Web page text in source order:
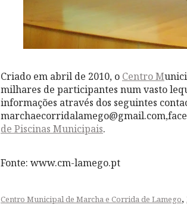
Criado em abril de 2010, o Centro M
milhares de participantes num vasto
informações através dos seguintes
de Piscinas Municipais.
Fonte: www.cm-lamego.pt
Centro Municipal de Marcha e Corrida de Lamego,